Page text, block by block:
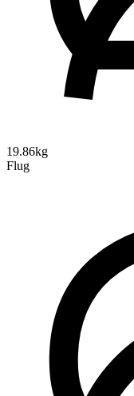
19.86kg
Flug